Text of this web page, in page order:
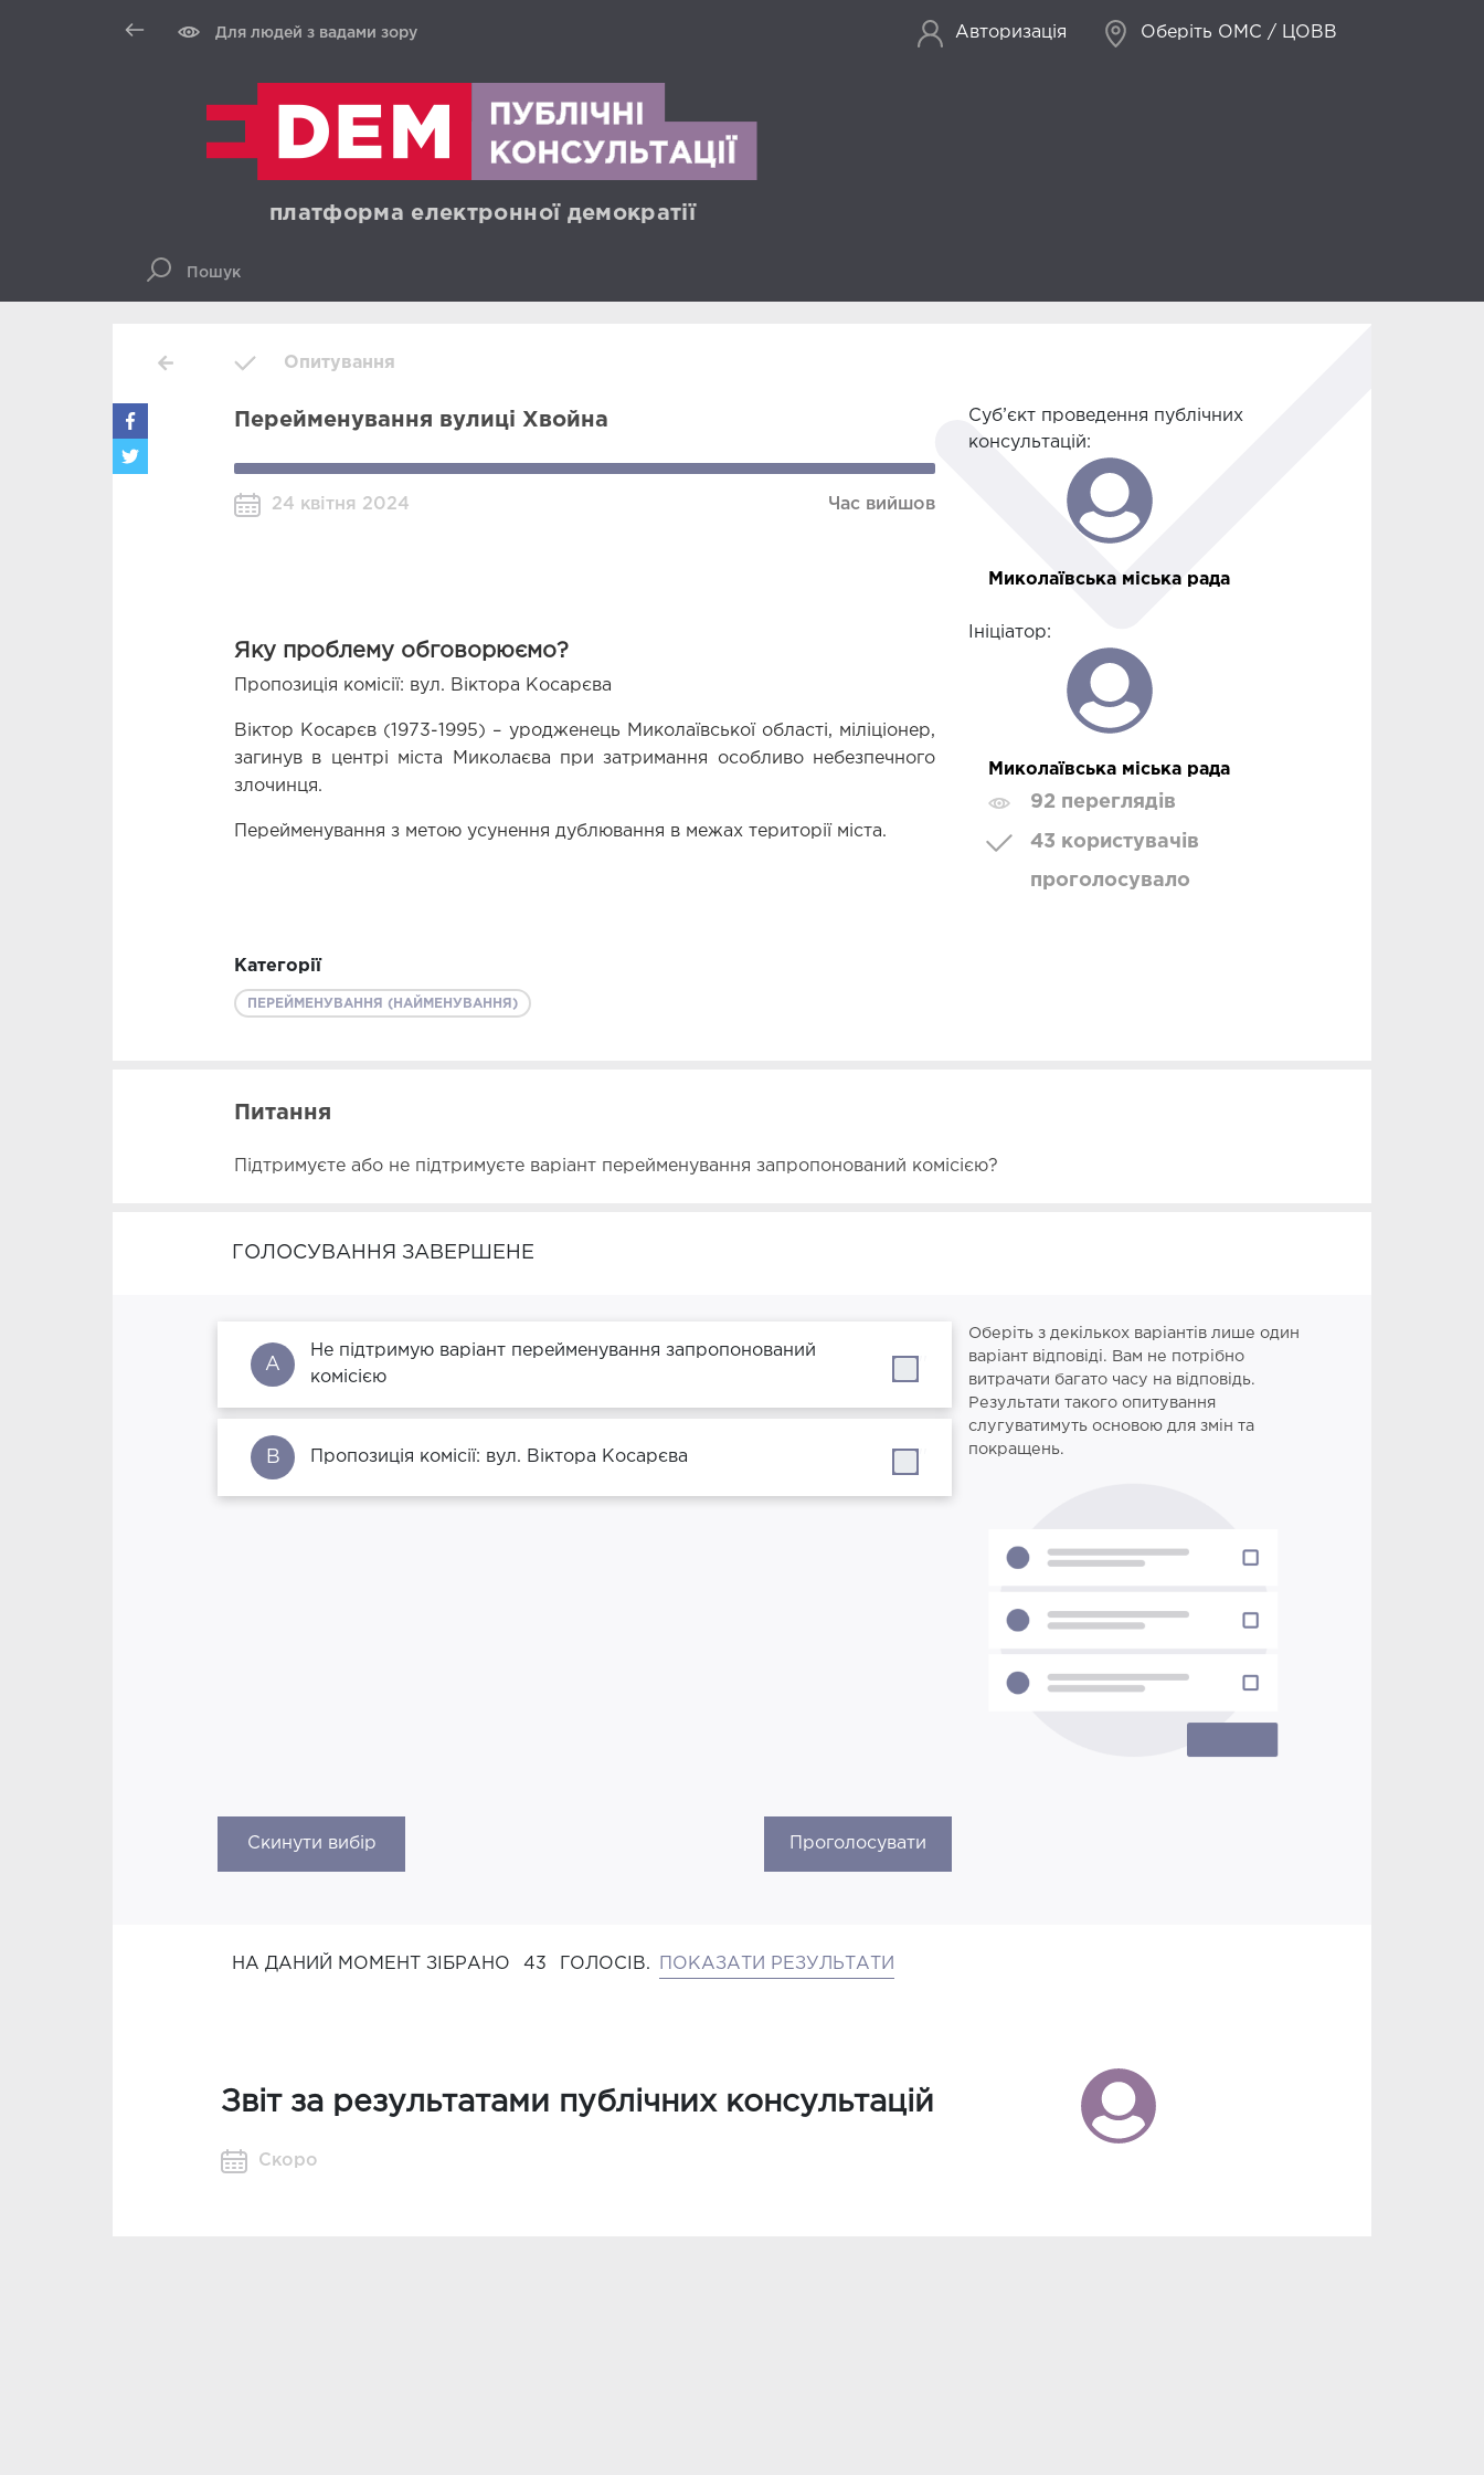
Для людей з вадами зору Авторизація Оберіть ОМС / ЦОВВ
платформа електронної демократії
Опитування
Перейменування вулиці Хвойна
24 квітня 2024 Час вийшов
Суб’єкт проведення публічних
консультацій:
Миколаївська міська рада
Яку проблему обговорюємо?
Пропозиція комісії: вул. Віктора Косарєва
Віктор Косарєв (1973-1995) – уродженець Миколаївської області, міліціонер,
загинув в центрі міста Миколаєва при затримання особливо небезпечного
злочинця.
Перейменування з метою усунення дублювання в межах території міста.
Ініціатор:
Миколаївська міська рада
92 переглядів
43 користувачів
проголосувало
Категорії
ПЕРЕЙМЕНУВАННЯ (НАЙМЕНУВАННЯ)
Питання
Підтримуєте або не підтримуєте варіант перейменування запропонований комісією?
ГОЛОСУВАННЯ ЗАВЕРШЕНЕ
A
Не підтримую варіант перейменування запропонований
комісією
B Пропозиція комісії: вул. Віктора Косарєва
Оберіть з декількох варіантів лише один
варіант відповіді. Вам не потрібно
витрачати багато часу на відповідь.
Результати такого опитування
слугуватимуть основою для змін та
покращень.
Скинути вибір Проголосувати
НА ДАНИЙ МОМЕНТ ЗІБРАНО 43 ГОЛОСІВ. ПОКАЗАТИ РЕЗУЛЬТАТИ
Звіт за результатами публічних консультацій
Скоро